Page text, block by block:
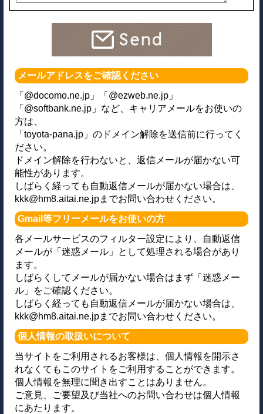
メールアドレスをご確認ください
「@docomo.ne.jp」「@ezweb.ne.jp」
「@softbank.ne.jp」など、キャリアメールをお使いの
方は、
「toyota-pana.jp」のドメイン解除を送信前に行ってく
ださい。
ドメイン解除を行わないと、返信メールが届かない可
能性があります。
しばらく経っても自動返信メールが届かない場合は、
kkk@hm8.aitai.ne.jpまでお問い合わせください。
Gmail等フリーメールをお使いの方
各メールサービスのフィルター設定により、自動返信
メールが「迷惑メール」として処理される場合があり
ます。
しばらくしてメールが届かない場合はまず「迷惑メー
ル」をご確認ください。
しばらく経っても自動返信メールが届かない場合は、
kkk@hm8.aitai.ne.jpまでお問い合わせください。
個人情報の取扱いについて
当サイトをご利用されるお客様は、個人情報を開示さ
れなくてもこのサイトをご利用することができます。
個人情報を無理に聞き出すことはありません。
ご意見、ご要望及び当社へのお問い合わせは個人情報
にあたります。